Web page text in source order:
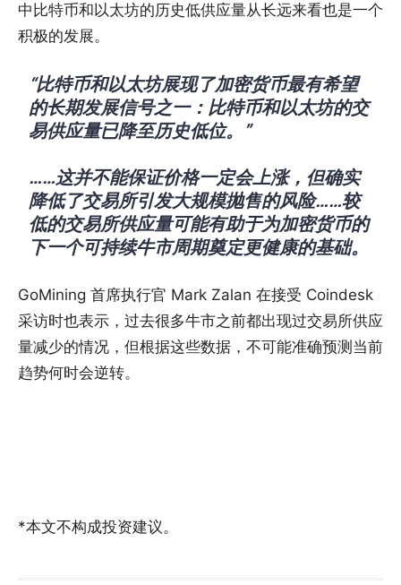
中比特币和以太坊的历史低供应量从长远来看也是一个
积极的发展。
“比特币和以太坊展现了加密货币最有希望
的长期发展信号之一：比特币和以太坊的交
易供应量已降至历史低位。”
……这并不能保证价格一定会上涨，但确实
降低了交易所引发大规模抛售的风险……较
低的交易所供应量可能有助于为加密货币的
下一个可持续牛市周期奠定更健康的基础。
GoMining 首席执行官 Mark Zalan 在接受 Coindesk
采访时也表示，过去很多牛市之前都出现过交易所供应
量减少的情况，但根据这些数据，不可能准确预测当前
趋势何时会逆转。
*本文不构成投资建议。